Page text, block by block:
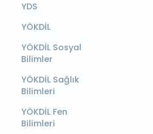
YDS
YÖKDİL
YÖKDİL Sosyal
Bilimler
YÖKDİL Sağlık
Bilimleri
YÖKDİL Fen
Bilimleri